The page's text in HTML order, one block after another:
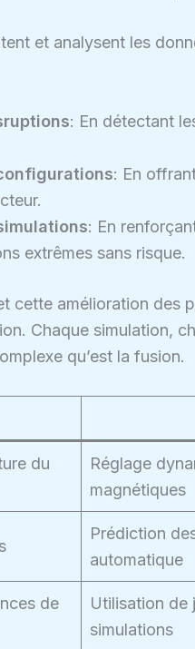
et analysent les
: En détectant
: En
: En
extrêmes sans risque.
cette amélioration des
Chaque simulation,
qu’est la fusion.
du
Réglage
magnétiques
Prédiction
automatique
de
Utilisation de
simulations